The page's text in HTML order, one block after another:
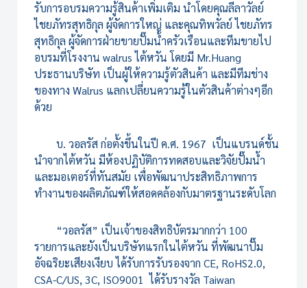
รับการอบรมความรู้สินค้าเพิ่มเติม นำโดยคุณลีลาวัลย์
ไชยภัทรสุทธิกุล ผู้จัดการใหญ่ และคุณทิพวัลย์ ไชยภัทร
สุทธิกุล ผู้จัดการฝ่ายขายปั๊มน้ำครัวเรือนและทีมขายไป
อบรมที่โรงงาน walrus ไต้หวัน โดยมี Mr.Huang
ประธานบริษัท เป็นผู้ให้ความรู้ตัวสินค้า และมีทีมช่าง
ของทาง Walrus แลกเปลี่ยนความรู้ในตัวสินค้าต่างๆอีก
ด้วย
บ. วอลรัส ก่อตั้งขึ้นในปี ค.ศ. 1967 เป็นแบรนด์ชั้น
นำจากไต้หวัน มีห้องปฏิบัติการทดสอบและวิจัยปั๊มน้ำ
และมอเตอร์ที่ทันสมัย เพื่อพัฒนาประสิทธิภาพการ
ทำงานของผลิตภัณฑ์ให้สอดคล้องกับมาตรฐานระดับโลก
“วอลรัส” เป็นเจ้าของสิทธิบัตรมากกว่า 100
รายการและยังเป็นบริษัทแรกในไต้หวัน ที่พัฒนาปั๊ม
อัจฉริยะเสียงเงียบ ได้รับการรับรองจาก CE, RoHS2.0,
CSA-C/US, 3C, ISO9001 ได้รับรางวัล Taiwan